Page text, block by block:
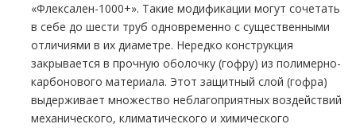
«Флексален-1000+». Такие модификации могут сочетать
в себе до шести труб одновременно с существенными
отличиями в их диаметре. Нередко конструкция
закрывается в прочную оболочку (гофру) из полимерно-
карбонового материала. Этот защитный слой (гофра)
выдерживает множество неблагоприятных воздействий
механического, климатического и химического